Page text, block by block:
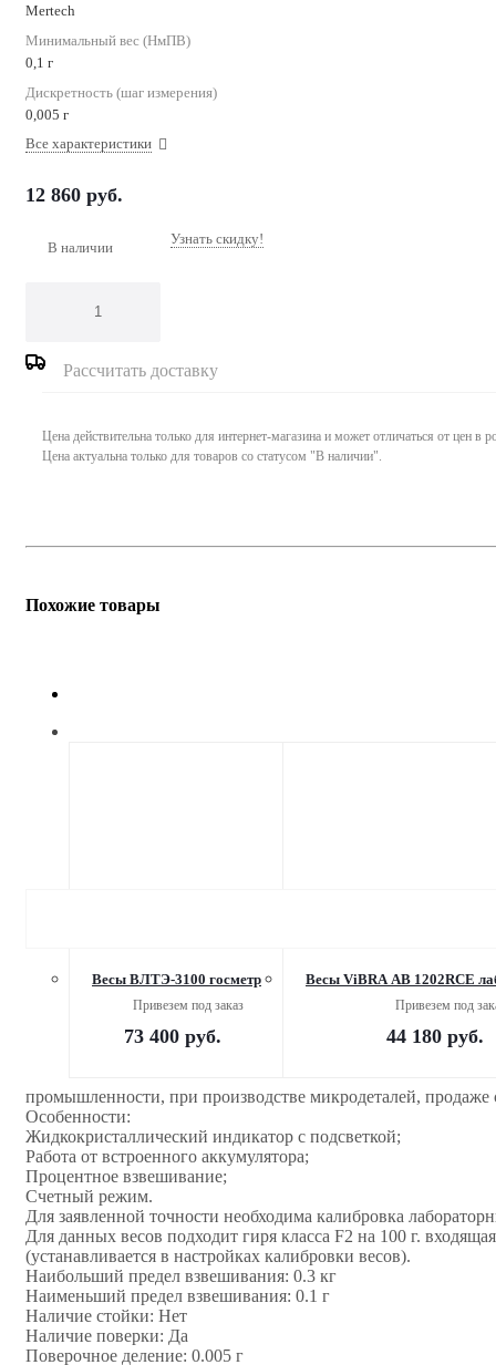
Mertech
Минимальный вес (НмПВ)
0,1 г
Дискретность (шаг измерения)
0,005 г
Все характеристики
12 860 руб.
В наличии Узнать скидку!
Рассчитать доставку
Цена действительна только для интернет-магазина и может отличаться от цен в
Цена актуальна только для товаров со статусом "В наличии".
Похожие товары
Весы ВЛТЭ-3100 госметр
Привезем под заказ
73 400 руб.
Весы ViBRA AB 1202RCE
Привезем под
44 180 руб.
промышленности, при производстве микродеталей,
Особенности:
Жидкокристаллический индикатор с подсветкой;
Работа от встроенного аккумулятора;
Процентное взвешивание;
Счетный режим.
Для заявленной точности необходима калибровка
Для данных весов подходит гиря класса F2 на 100 г.
(устанавливается в настройках калибровки весов).
Наибольший предел взвешивания: 0.3 кг
Наименьший предел взвешивания: 0.1 г
Наличие стойки: Нет
Наличие поверки: Да
Поверочное деление: 0.005 г